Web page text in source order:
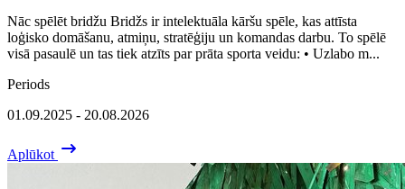
Nāc spēlēt bridžu Bridžs ir intelektuāla kāršu spēle, kas attīsta
loģisko domāšanu, atmiņu, stratēģiju un komandas darbu. To spēlē
visā pasaulē un tas tiek atzīts par prāta sporta veidu: • Uzlabo m...
Periods
01.09.2025 - 20.08.2026
Aplūkot